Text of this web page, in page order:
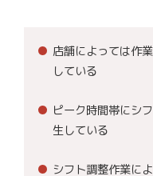
店舗によっては作
している
ピーク時間帯にシ
生している
シフト調整作業に